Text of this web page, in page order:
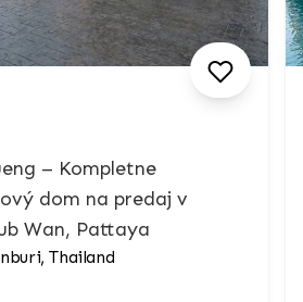
– Kompletne
dom na predaj v
Wan, Pattaya
Thailand